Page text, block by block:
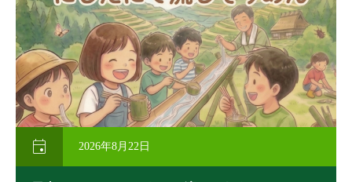
 2026年8月22日